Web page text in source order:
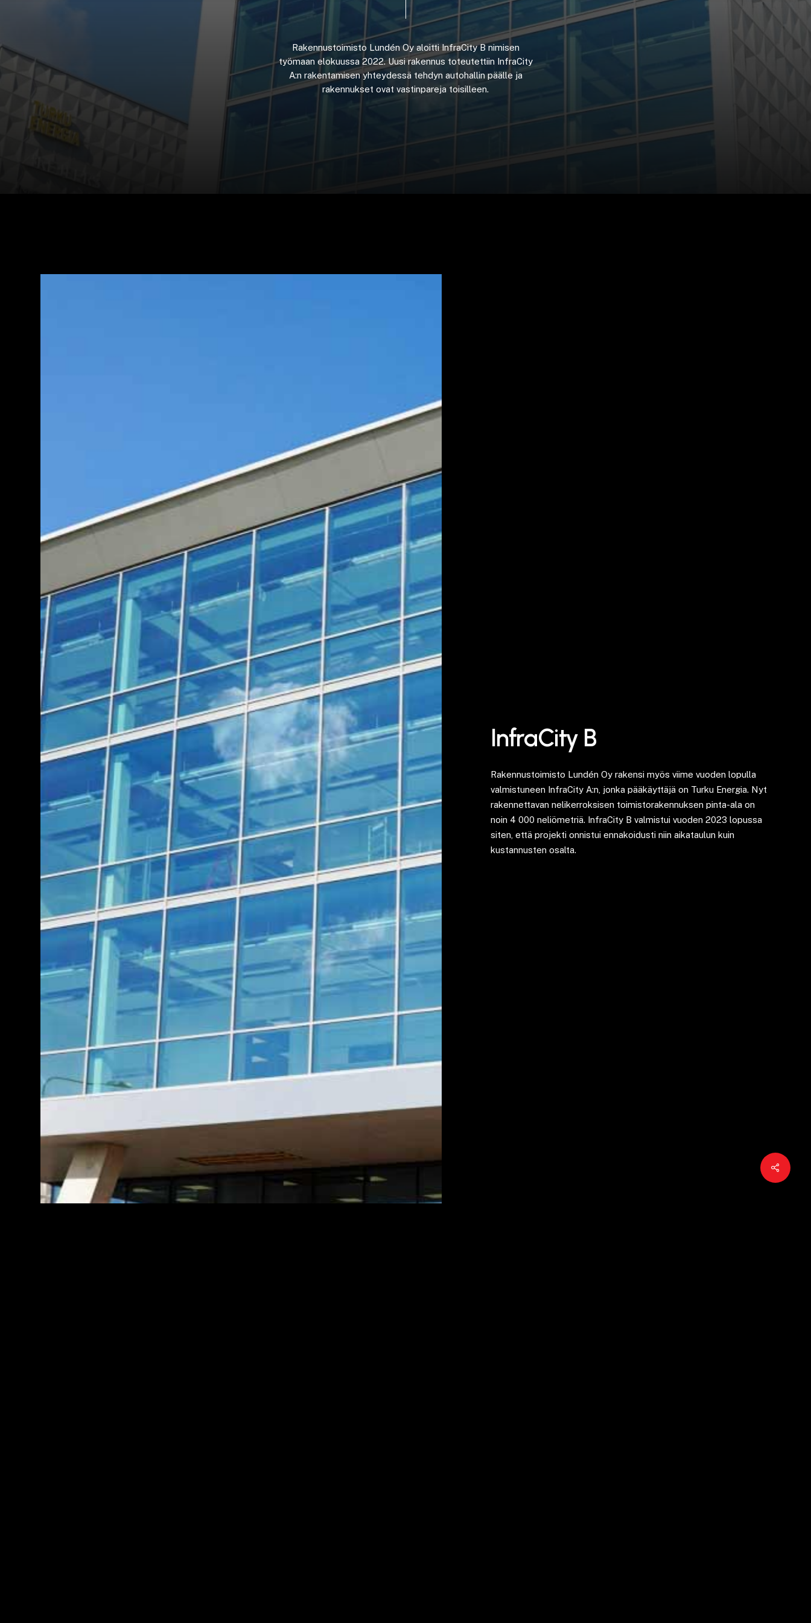
Rakennustoimisto Lundén Oy aloitti InfraCity B nimisen
työmaan elokuussa 2022. Uusi rakennus toteutettiin InfraCity
A:n rakentamisen yhteydessä tehdyn autohallin päälle ja
rakennukset ovat vastinpareja toisilleen.
InfraCity B
Rakennustoimisto Lundén Oy rakensi myös viime vuoden lopulla
valmistuneen InfraCity A:n, jonka pääkäyttäjä on Turku Energia. Nyt
rakennettavan nelikerroksisen toimistorakennuksen pinta-ala on
noin 4 000 neliömetriä. InfraCity B valmistui vuoden 2023 lopussa
siten, että projekti onnistui ennakoidusti niin aikataulun kuin
kustannusten osalta.